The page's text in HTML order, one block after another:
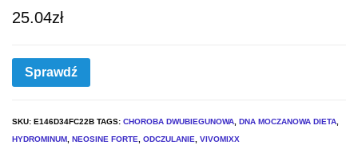
25.04zł
Sprawdź
SKU: E146D34FC22B TAGS: CHOROBA DWUBIEGUNOWA DNA MOCZANOWA DIETA
HYDROMINUM NEOSINE FORTE ODCZULANIE VIVOMIXX